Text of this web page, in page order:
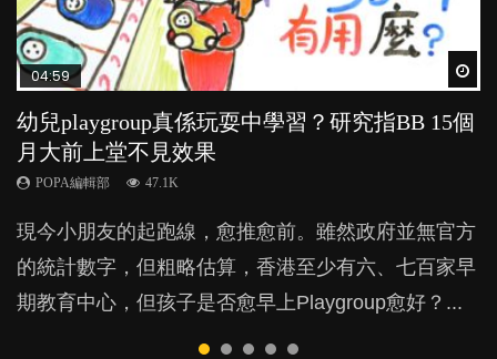
04:59
幼兒playgroup真係玩耍中學習？研究指BB 15個
月大前上堂不見效果
POPA編輯部 47.1K
現今小朋友的起跑線，愈推愈前。雖然政府並無官方
的統計數字，但粗略估算，香港至少有六、七百家早
期教育中心，但孩子是否愈早上Playgroup愈好？...
03:39
幼稚園遊戲課 如何刺激幼兒自發學習取代獎勵
與懲罰？
POPA編輯部 33.1K
由美國學者所創的 tools of the mind 課程，學生以遊
戲方式學習，學術能力和自制能力亦明顯比其他小朋
友優勝，到底這課程有何特別之處？...
03:02
老公患產後憂鬱症對BB的影響
POPA編輯部 15.9K
鬱，影響日常生活，嚴重的甚至會有自殺，或傷害小
朋友的念頭。但為何爸爸患上產後抑鬱往往難以察
覺？...
04:06
全職好？在職好？｜全職媽媽與在職媽媽的壓
力與價值
POPA編輯部 25.8K
許多媽媽心底可能都有一刻掙扎過：究竟全職好，還
是在職好。雖說每個家庭都有自己的獨特狀況和考慮
因素，但原來全職和在職媽媽所養育的子女其實都各
03:41
BB口腔期乜都放入口，父母該制止還是放手？
POPA編輯部 25.5K
成吮手指的習慣，大個就很難戒，但原來一刀切阻止
他們放東西入口，隨時會影響孩子的身心發展？...